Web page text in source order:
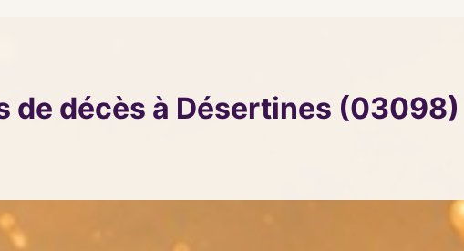
de décès à Désertines (03098)